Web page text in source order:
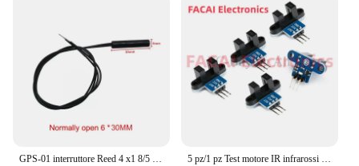
GPS-01 interruttore Reed 4 x1 8/5 x2 5/6 x2 0/25/30mm sensore di prossimità Magnetron normalmente aperto 5 pz/1 pz Test motore IR infrarossi scanalato sensore di misurazione della velocità ottica rilevamento optoaccoppiatore modulo scheda